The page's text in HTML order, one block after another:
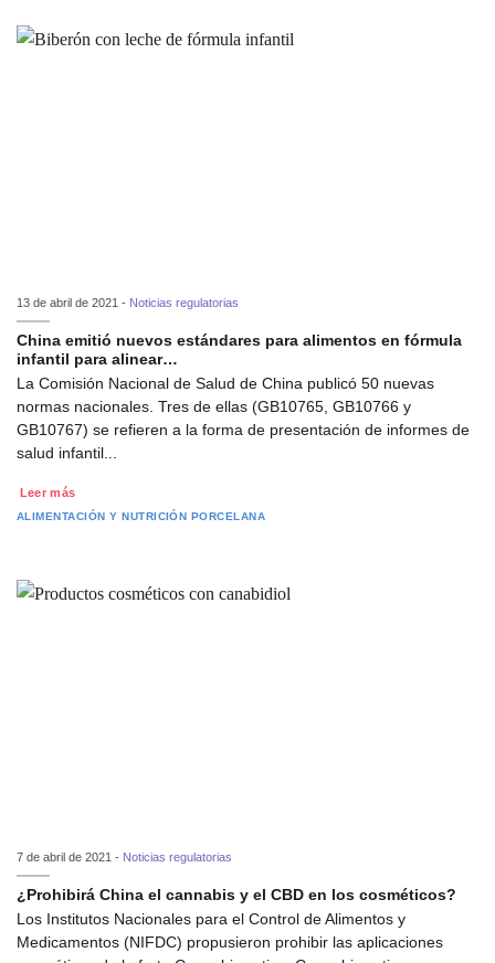
13 de abril de 2021 - Noticias regulatorias
China emitió nuevos estándares para alimentos en fórmula
infantil para alinear…
La Comisión Nacional de Salud de China publicó 50 nuevas
normas nacionales. Tres de ellas (GB10765, GB10766 y
GB10767) se refieren a la forma de presentación de informes de
salud infantil...
Leer más
ALIMENTACIÓN Y NUTRICIÓN PORCELANA
7 de abril de 2021 - Noticias regulatorias
¿Prohibirá China el cannabis y el CBD en los cosméticos?
Los Institutos Nacionales para el Control de Alimentos y
Medicamentos (NIFDC) propusieron prohibir las aplicaciones